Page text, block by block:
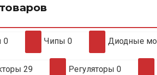
0 Чипы 0 Диодные
29 Регуляторы 0